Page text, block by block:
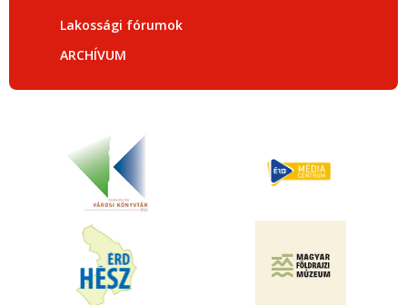
Lakossági fórumok
ARCHÍVUM